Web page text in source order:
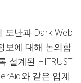
도난과 Dark Web
보에 대해 논의합
설계된 HITRUST
와 같은 업계